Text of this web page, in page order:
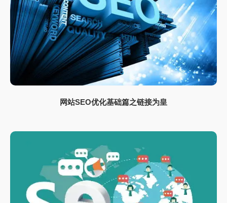
网站SEO优化基础篇之链接为皇